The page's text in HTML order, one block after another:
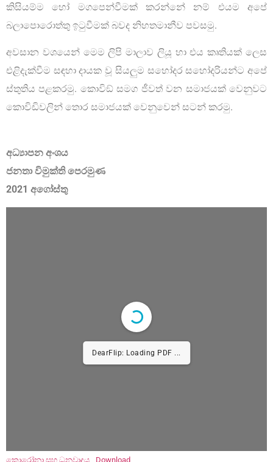
කිසියම්ම හෝ මගපෙන්වීමක් කරන්නේ නම් එයම අපේ
බලාපොරොත්තු ඉටුවීමක් බවද නිහතමානීව පවසමු.
අවසාන වශයෙන් මෙම ලිපි මාලාව ලියූ හා එය කෘතියක් ලෙස
එළිදැක්වීම සඳහා දායක වූ සියලුම සහෝදර සහෝදරියන්ට අපේ
ස්තුතිය පළකරමු. කොවිඞ් සමග ජීවත් වන සමාජයක් වෙනුවට
කොවිඩිවලින් තොර සමාජයක් වෙනුවෙන් සටන් කරමු.
අධ්‍යාපන අංශය
ජනතා විමුක්ති පෙරමුණ
2021 අගෝස්තු
DearFlip: Loading PDF ...
කොරෝනා සහ ධනවාදය Download